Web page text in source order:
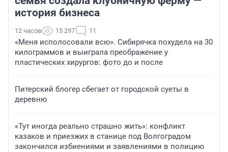
история бизнеса
12 часов 15 297 11
«Меня исполосовали всю». Сибирячка похудела на 30
килограммов и выиграла преображение у
пластических хирургов: фото до и после
Питерский блогер сбегает от городской суеты в
деревню
«Тут иногда реально страшно жить»: конфликт
казаков и приезжих в станице под Волгоградом
закончился избиениями и заявлениями в полицию